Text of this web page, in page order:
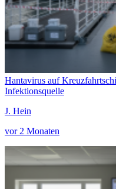
Hantavirus auf
Infektionsquelle
J. Hein
vor 2 Monaten